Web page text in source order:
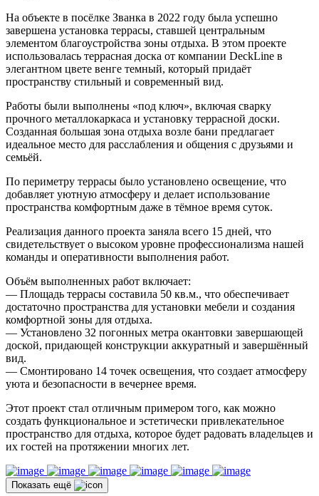
На объекте в посёлке Званка в 2022 году была успешно
завершена установка террасы, ставшей центральным
элементом благоустройства зоны отдыха. В этом проекте
использовалась террасная доска от компании DeckLine в
элегантном цвете венге темный, который придаёт
пространству стильный и современный вид.
Работы были выполнены «под ключ», включая сварку
прочного металлокаркаса и установку террасной доски.
Созданная большая зона отдыха возле бани предлагает
идеальное место для расслабления и общения с друзьями и
семьёй.
По периметру террасы было установлено освещение, что
добавляет уютную атмосферу и делает использование
пространства комфортным даже в тёмное время суток.
Реализация данного проекта заняла всего 15 дней, что
свидетельствует о высоком уровне профессионализма нашей
команды и оперативности выполнения работ.
Объём выполненных работ включает:
— Площадь террасы составила 50 кв.м., что обеспечивает
достаточно пространства для установки мебели и создания
комфортной зоны для отдыха.
— Установлено 32 погонных метра окантовки завершающей
доской, придающей конструкции аккуратный и завершённый
вид.
— Смонтировано 14 точек освещения, что создает атмосферу
уюта и безопасности в вечернее время.
Этот проект стал отличным примером того, как можно
создать функциональное и эстетически привлекательное
пространство для отдыха, которое будет радовать владельцев и
их гостей на протяжении многих лет.
Показать ещё